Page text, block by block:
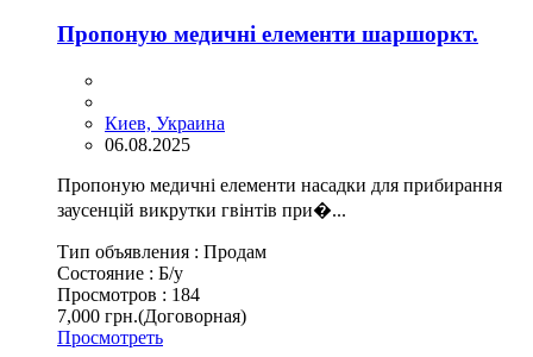
Пропоную медичні елементи шаршоркт.
Киев, Украина
06.08.2025
Пропоную медичні елементи насадки для прибирання
заусенцій викрутки гвінтів при�...
Тип объявления : Продам
Состояние : Б/у
Просмотров : 184
7,000 грн.(Договорная)
Просмотреть